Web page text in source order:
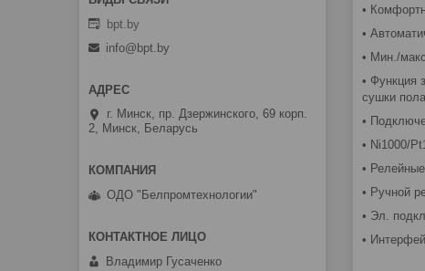
•
•
• Мин./
• Функция
сушки
•
• Ni1000/
•
• Ручной
• Эл.
•
bpt.by
info@bpt.by
г. Минск, пр. Дзержинского, 69 корп.
2, Минск, Беларусь
ОДО "Белпромтехнологии"
Владимир Гусаченко